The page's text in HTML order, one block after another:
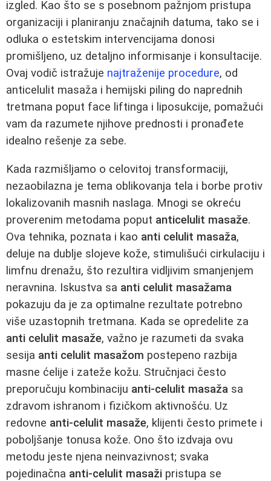
izgled. Kao što se s posebnom pažnjom pristupa
organizaciji i planiranju značajnih datuma, tako se i
odluka o estetskim intervencijama donosi
promišljeno, uz detaljno informisanje i konsultacije.
Ovaj vodič istražuje najtraženije procedure, od
anticelulit masaža i hemijski piling do naprednih
tretmana poput face liftinga i liposukcije, pomažući
vam da razumete njihove prednosti i pronađete
idealno rešenje za sebe.
Kada razmišljamo o celovitoj transformaciji,
nezaobilazna je tema oblikovanja tela i borbe protiv
lokalizovanih masnih naslaga. Mnogi se okreću
proverenim metodama poput anticelulit masaže.
Ova tehnika, poznata i kao anti celulit masaža,
deluje na dublje slojeve kože, stimulišući cirkulaciju i
limfnu drenažu, što rezultira vidljivim smanjenjem
neravnina. Iskustva sa anti celulit masažama
pokazuju da je za optimalne rezultate potrebno
više uzastopnih tretmana. Kada se opredelite za
anti celulit masaže, važno je razumeti da svaka
sesija anti celulit masažom postepeno razbija
masne ćelije i zateže kožu. Stručnjaci često
preporučuju kombinaciju anti-celulit masaža sa
zdravom ishranom i fizičkom aktivnošću. Uz
redovne anti-celulit masaže, klijenti često primete i
poboljšanje tonusa kože. Ono što izdvaja ovu
metodu jeste njena neinvazivnost; svaka
pojedinačna anti-celulit masaži pristupa se